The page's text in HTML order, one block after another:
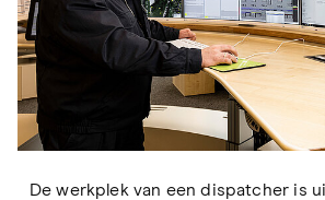
De werkplek van een dispatcher is